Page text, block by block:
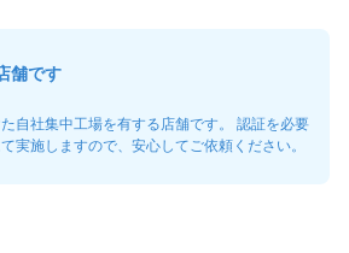
舗です
自社集中工場を有する店舗です。 認証を必要
実施しますので、安心してご依頼ください。